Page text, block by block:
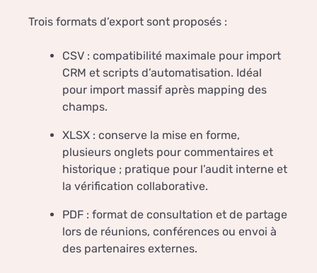
Trois formats d’export sont proposés :
CSV : compatibilité maximale pour import
CRM et scripts d’automatisation. Idéal
pour import massif après mapping des
champs.
XLSX : conserve la mise en forme,
plusieurs onglets pour commentaires et
historique ; pratique pour l’audit interne et
la vérification collaborative.
PDF : format de consultation et de partage
lors de réunions, conférences ou envoi à
des partenaires externes.